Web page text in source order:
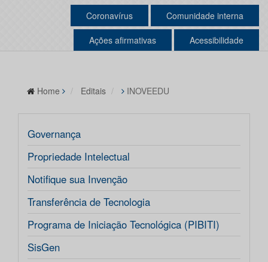
Coronavírus Comunidade interna
Ações afirmativas Acessibilidade
Home Editais INOVEEDU
Governança
Propriedade Intelectual
Notifique sua Invenção
Transferência de Tecnologia
Programa de Iniciação Tecnológica (PIBITI)
SisGen